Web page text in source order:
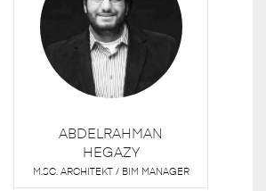
ABDELRAHMAN
HEGAZY
M.SC. ARCHITEKT / BIM MANAGER